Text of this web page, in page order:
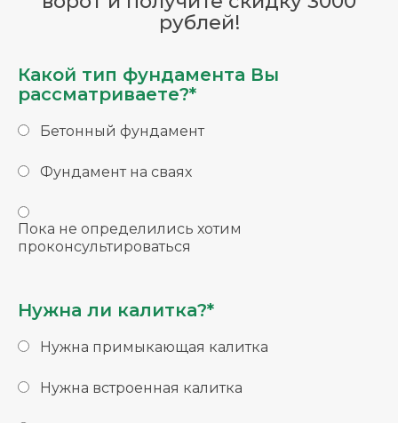
рублей!
Какой тип фундамента Вы
рассматриваете?*
Бетонный фундамент
Фундамент на сваях
Пока не определились хотим
проконсультироваться
Нужна ли калитка?*
Нужна примыкающая калитка
Нужна встроенная калитка